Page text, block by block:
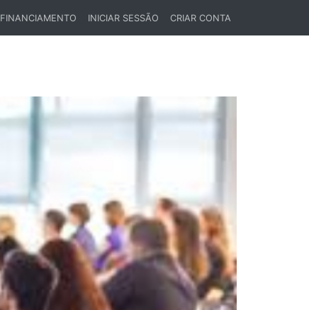
FINANCIAMENTO INICIAR SESSÃO CRIAR CONTA